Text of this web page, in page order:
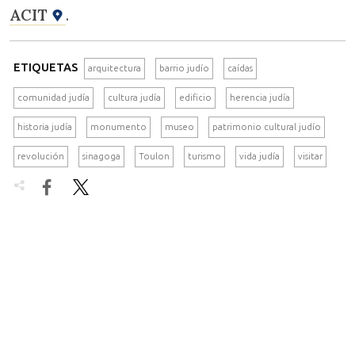
ACIT
.
ETIQUETAS arquitectura barrio judío caídas
comunidad judía cultura judía edificio herencia judía
historia judía monumento museo patrimonio cultural judío
revolución sinagoga Toulon turismo vida judía visitar
 